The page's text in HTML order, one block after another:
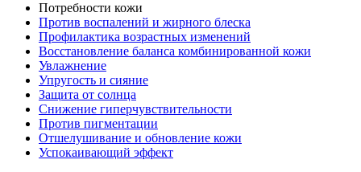
Потребности кожи
Против воспалений и жирного блеска
Профилактика возрастных изменений
Восстановление баланса комбинированной кожи
Увлажнение
Упругость и сияние
Защита от солнца
Снижение гиперчувствительности
Против пигментации
Отшелушивание и обновление кожи
Успокаивающий эффект